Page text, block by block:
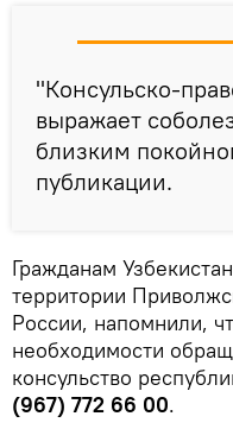
"Консульско-
выражает
близким
публикации.
Гражданам
территории
России, напомнили,
необходимости
консульство
(967) 772 66 00.